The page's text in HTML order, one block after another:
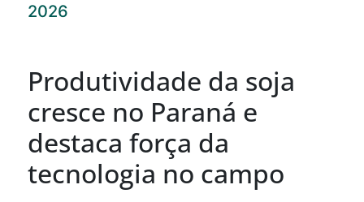
2026
Produtividade da soja
cresce no Paraná e
destaca força da
tecnologia no campo